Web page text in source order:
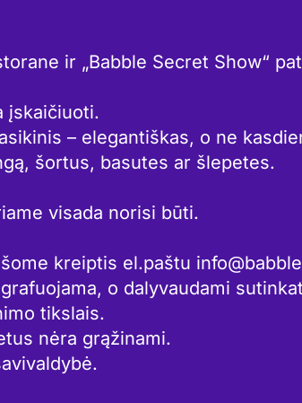
ir „Babble Secret Show“
įskaičiuoti.
– elegantiškas, o ne
šortus, basutes ar šlepetes.
visada norisi būti.
kreiptis el.paštu
o dalyvaudami
tikslais.
nėra grąžinami.